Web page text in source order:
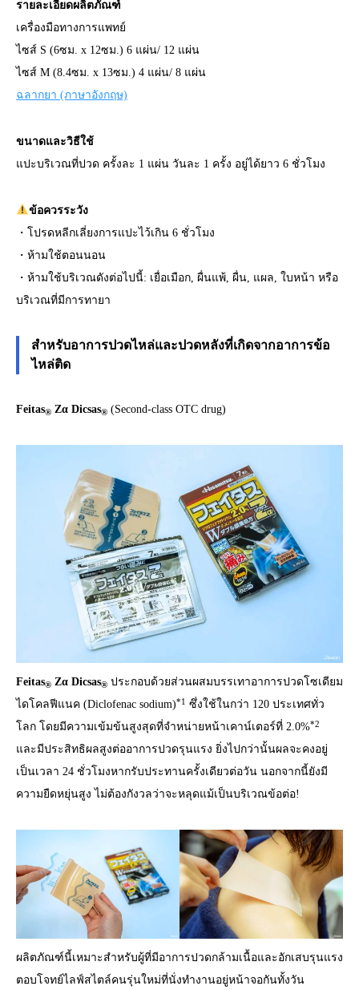
รายละเอียดผลิตภัณฑ์
เครื่องมือทางการแพทย์
ไซส์ S (6ซม. x 12ซม.) 6 แผ่น/ 12 แผ่น
ไซส์ M (8.4ซม. x 13ซม.) 4 แผ่น/ 8 แผ่น
ฉลากยา (ภาษาอังกฤษ)
ขนาดและวิธีใช้
แปะบริเวณที่ปวด ครั้งละ 1 แผ่น วันละ 1 ครั้ง อยู่ได้ยาว 6 ชั่วโมง
ข้อควรระวัง
・โปรดหลีกเลี่ยงการแปะไว้เกิน 6 ชั่วโมง
・ห้ามใช้ตอนนอน
・ห้ามใช้บริเวณดังต่อไปนี้: เยื่อเมือก, ผื่นแพ้, ผื่น, แผล, ใบหน้า หรือ
บริเวณที่มีการทายา
สำหรับอาการปวดไหล่และปวดหลังที่เกิดจากอาการข้อ
ไหล่ติด
Feitas® Zα Dicsas® (Second-class OTC drug)
Feitas® Zα Dicsas® ประกอบด้วยส่วนผสมบรรเทาอาการปวดโซเดียม
ไดโคลฟีแนค (Diclofenac sodium)*1
ซึ่งใช้ในกว่า 120 ประเทศทั่ว
โลก โดยมีความเข้มข้นสูงสุดที่จำหน่ายหน้าเคาน์เตอร์ที่ 2.0%*2
และมีประสิทธิผลสูงต่ออาการปวดรุนแรง ยิ่งไปกว่านั้นผลจะคงอยู่
เป็นเวลา 24 ชั่วโมงหากรับประทานครั้งเดียวต่อวัน นอกจากนี้ยังมี
ความยืดหยุ่นสูง ไม่ต้องกังวลว่าจะหลุดแม้เป็นบริเวณข้อต่อ!
ผลิตภัณฑ์นี้เหมาะสำหรับผู้ที่มีอาการปวดกล้ามเนื้อและอักเสบรุนแรง
ตอบโจทย์ไลฟ์สไตล์คนรุ่นใหม่ที่นั่งทำงานอยู่หน้าจอกันทั้งวัน